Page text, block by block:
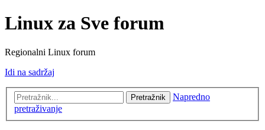
Linux za Sve forum
Regionalni Linux forum
Idi na sadržaj
Pretražnik
Napredno
pretraživanje